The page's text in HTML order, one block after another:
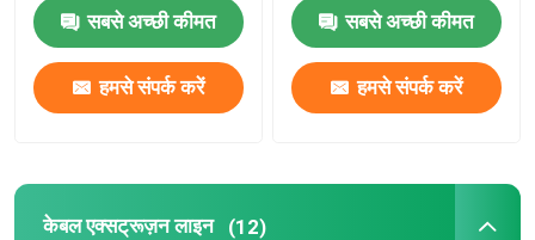
तांबा वेल्डिंग मशीन
लेजर काटने की मशीन
सबसे अच्छी कीमत
हमसे संपर्क करें
सबसे अच्छी कीमत
हमसे संपर्क करें
केबल एक्सट्रूज़न लाइन (12)